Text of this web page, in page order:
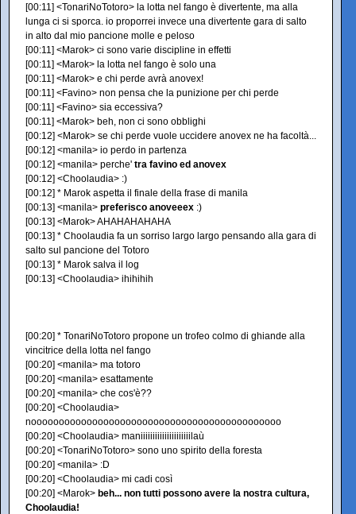
[00:11] <TonariNoTotoro> la lotta nel fango è divertente, ma alla
lunga ci si sporca. io proporrei invece una divertente gara di salto
in alto dal mio pancione molle e peloso
[00:11] <Marok> ci sono varie discipline in effetti
[00:11] <Marok> la lotta nel fango è solo una
[00:11] <Marok> e chi perde avrà anovex!
[00:11] <Favino> non pensa che la punizione per chi perde
[00:11] <Favino> sia eccessiva?
[00:11] <Marok> beh, non ci sono obblighi
[00:12] <Marok> se chi perde vuole uccidere anovex ne ha facoltà...
[00:12] <manila> io perdo in partenza
[00:12] <manila> perche' tra favino ed anovex
[00:12] <Choolaudia> :)
[00:12] * Marok aspetta il finale della frase di manila
[00:13] <manila> preferisco anoveeex :)
[00:13] <Marok> AHAHAHAHAHA
[00:13] * Choolaudia fa un sorriso largo largo pensando alla gara di
salto sul pancione del Totoro
[00:13] * Marok salva il log
[00:13] <Choolaudia> ihihihih
[00:20] * TonariNoTotoro propone un trofeo colmo di ghiande alla
vincitrice della lotta nel fango
[00:20] <manila> ma totoro
[00:20] <manila> esattamente
[00:20] <manila> che cos'è??
[00:20] <Choolaudia>
nooooooooooooooooooooooooooooooooooooooooooooo
[00:20] <Choolaudia> maniiiiiiiiiiiiiiiiiiiiilaù
[00:20] <TonariNoTotoro> sono uno spirito della foresta
[00:20] <manila> :D
[00:20] <Choolaudia> mi cadi così
[00:20] <Marok> beh... non tutti possono avere la nostra cultura,
Choolaudia!